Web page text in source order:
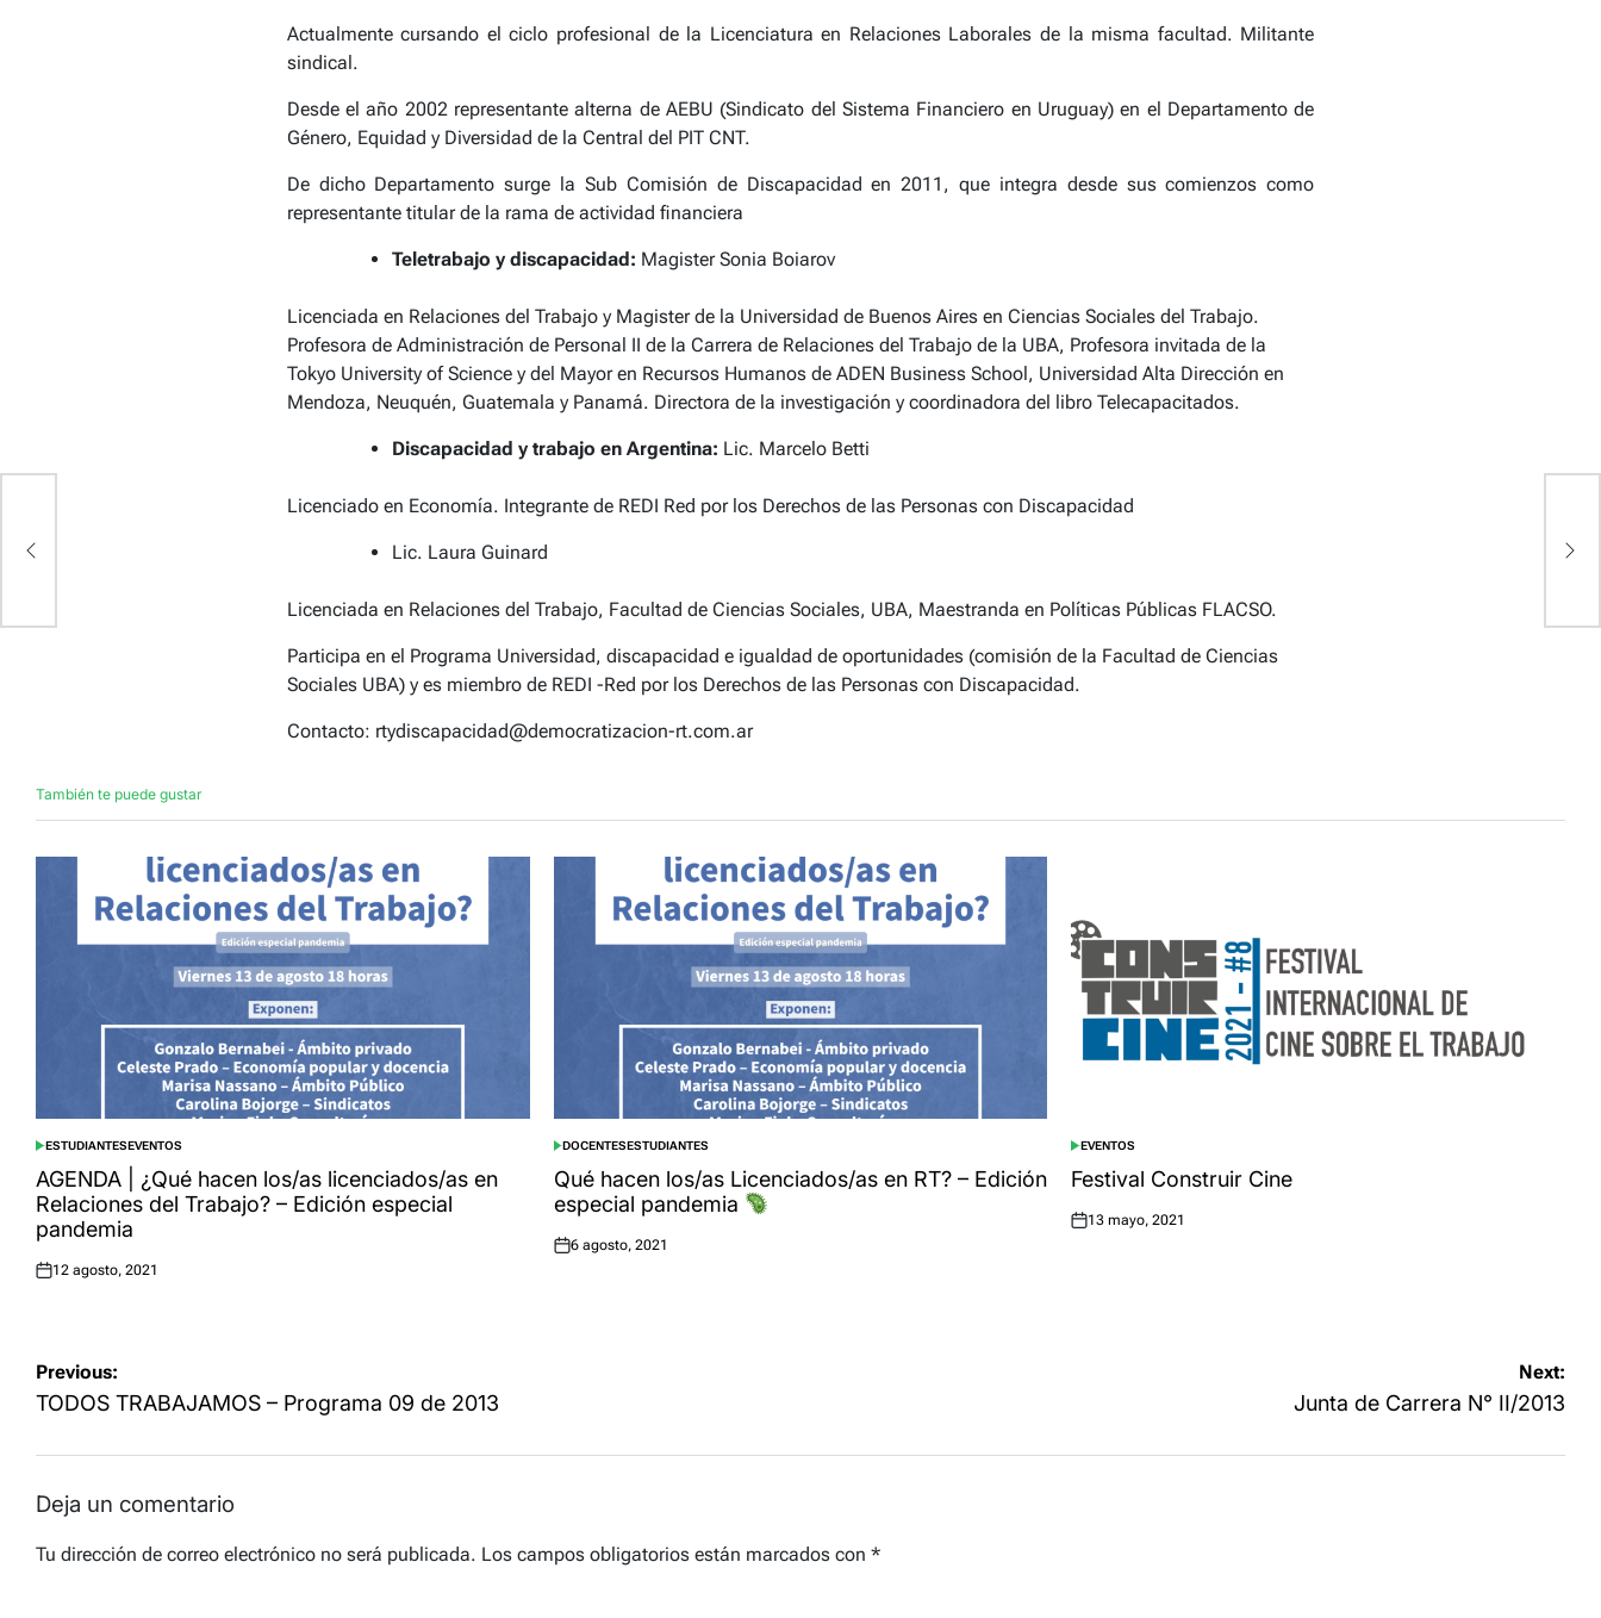
Actualmente cursando el ciclo profesional de la Licenciatura en Relaciones Laborales de la misma facultad. Militante
sindical.
Desde el año 2002 representante alterna de AEBU (Sindicato del Sistema Financiero en Uruguay) en el Departamento de
Género, Equidad y Diversidad de la Central del PIT CNT.
De dicho Departamento surge la Sub Comisión de Discapacidad en 2011, que integra desde sus comienzos como
representante titular de la rama de actividad financiera
Teletrabajo y discapacidad: Magister Sonia Boiarov
Licenciada en Relaciones del Trabajo y Magister de la Universidad de Buenos Aires en Ciencias Sociales del Trabajo.
Profesora de Administración de Personal II de la Carrera de Relaciones del Trabajo de la UBA, Profesora invitada de la
Tokyo University of Science y del Mayor en Recursos Humanos de ADEN Business School, Universidad Alta Dirección en
Mendoza, Neuquén, Guatemala y Panamá. Directora de la investigación y coordinadora del libro Telecapacitados.
Discapacidad y trabajo en Argentina: Lic. Marcelo Betti
Licenciado en Economía. Integrante de REDI Red por los Derechos de las Personas con Discapacidad
Lic. Laura Guinard
Licenciada en Relaciones del Trabajo, Facultad de Ciencias Sociales, UBA, Maestranda en Políticas Públicas FLACSO.
Participa en el Programa Universidad, discapacidad e igualdad de oportunidades (comisión de la Facultad de Ciencias
Sociales UBA) y es miembro de REDI -Red por los Derechos de las Personas con Discapacidad.
Contacto: rtydiscapacidad@democratizacion-rt.com.ar
También te puede gustar
POSTED
IN
ESTUDIANTESEVENTOS
AGENDA | ¿Qué hacen los/as licenciados/as en
Relaciones del Trabajo? – Edición especial
pandemia
Posted
12 agosto, 2021
POSTED
IN
DOCENTESESTUDIANTES
Qué hacen los/as Licenciados/as en RT? – Edición
especial pandemia
Posted
6 agosto, 2021
POSTED
IN
EVENTOS
Festival Construir Cine
Posted
13 mayo, 2021
Navegación
de
Previous:
TODOS TRABAJAMOS – Programa 09 de 2013
Next:
Junta de Carrera N° II/2013
Deja un comentario
Tu dirección de correo electrónico no será publicada. Los campos obligatorios están marcados con *